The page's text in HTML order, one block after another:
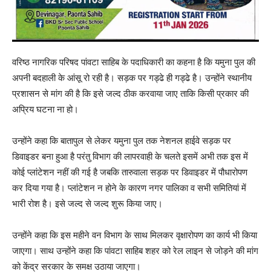
वरिष्ठ नागरिक परिषद पांवटा साहिब के पदाधिकारी का कहना है कि यमुना पुल की
अपनी बदहाली के आंसू रो रही है। सड़क पर गड्ढे ही गड्ढे है। उन्होंने स्थानीय
प्रशासन से मांग की है कि इसे जल्द ठीक करवाया जाए ताकि किसी प्रकार की
अप्रिय घटना ना हो।
उन्होंने कहा कि बातापुल से लेकर यमुना पुल तक नेशनल हाईवे सड़क पर
डिवाइडर बना हुआ है परंतु विभाग की लापरवाही के चलते इसमें अभी तक इस में
कोई प्लांटेशन नहीं की गई है जबकि तारुवाला सड़क पर डिवाइडर में पौधारोपण
कर दिया गया है। प्लांटेशन न होने के कारण नगर पालिका व सभी समितियां में
भारी रोश है। इसे जल्द से जल्द शुरू किया जाए।
उन्होंने कहा कि इस महीने वन विभाग के साथ मिलकर वृक्षारोपण का कार्य भी किया
जाएगा। साथ उन्होंने कहा कि पांवटा साहिब शहर को रेल लाइन से जोड़ने की मांग
को केंद्र सरकार के समक्ष उठाया जाएगा।